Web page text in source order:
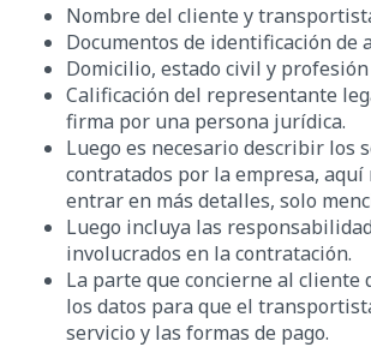
Nombre del cliente y
Documentos de identificación de
Domicilio, estado civil y
Calificación del representante
firma por una persona jurídica.
Luego es necesario describir los
contratados por la empresa, aquí
entrar en más detalles, solo
Luego incluya las
involucrados en la contratación.
La parte que concierne al
los datos para que el
servicio y las formas de pago.